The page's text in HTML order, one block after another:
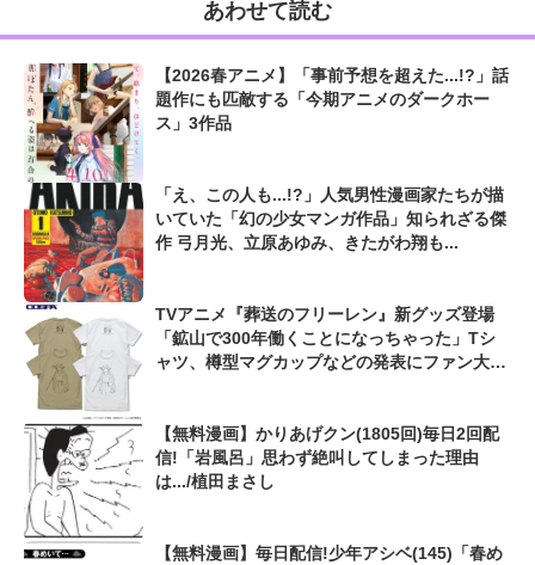
あわせて読む
【2026春アニメ】「事前予想を超えた...!?」話
題作にも匹敵する「今期アニメのダークホー
ス」3作品
「え、この人も...!?」人気男性漫画家たちが描
いていた「幻の少女マンガ作品」知られざる傑
作 弓月光、立原あゆみ、きたがわ翔も...
TVアニメ『葬送のフリーレン』新グッズ登場
「鉱山で300年働くことになっちゃった」Tシ
ャツ、樽型マグカップなどの発表にファン大興
【無料漫画】かりあげクン(1805回)毎日2回配
信!「岩風呂」思わず絶叫してしまった理由
は.../植田まさし
【無料漫画】毎日配信!少年アシベ(145)「春め